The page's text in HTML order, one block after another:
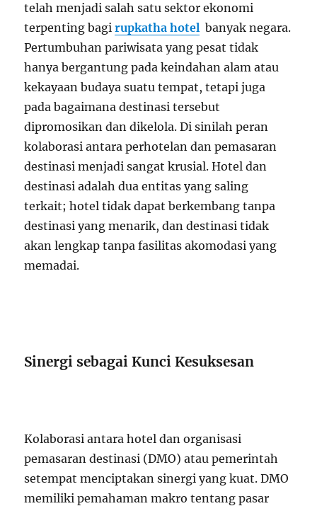
telah menjadi salah satu sektor ekonomi
terpenting bagirupkatha hotel banyak negara.
Pertumbuhan pariwisata yang pesat tidak
hanya bergantung pada keindahan alam atau
kekayaan budaya suatu tempat, tetapi juga
pada bagaimana destinasi tersebut
dipromosikan dan dikelola. Di sinilah peran
kolaborasi antara perhotelan dan pemasaran
destinasi menjadi sangat krusial. Hotel dan
destinasi adalah dua entitas yang saling
terkait; hotel tidak dapat berkembang tanpa
destinasi yang menarik, dan destinasi tidak
akan lengkap tanpa fasilitas akomodasi yang
memadai.
Sinergi sebagai Kunci Kesuksesan
Kolaborasi antara hotel dan organisasi
pemasaran destinasi (DMO) atau pemerintah
setempat menciptakan sinergi yang kuat. DMO
memiliki pemahaman makro tentang pasar